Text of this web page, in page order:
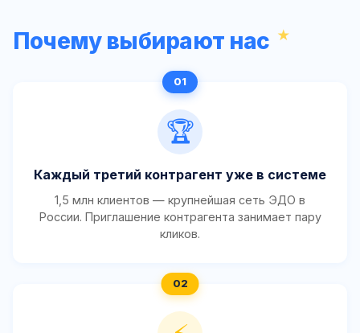
Почему выбирают нас
🏆
Каждый третий контрагент уже в системе
1,5 млн клиентов — крупнейшая сеть ЭДО в
России. Приглашение контрагента занимает пару
кликов.